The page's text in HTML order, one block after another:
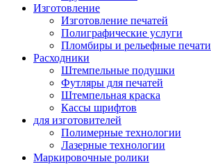
Изготовление
Изготовление печатей
Полиграфические услуги
Пломбиры и рельефные печати
Расходники
Штемпельные подушки
Футляры для печатей
Штемпельная краска
Кассы шрифтов
для изготовителей
Полимерные технологии
Лазерные технологии
Маркировочные ролики